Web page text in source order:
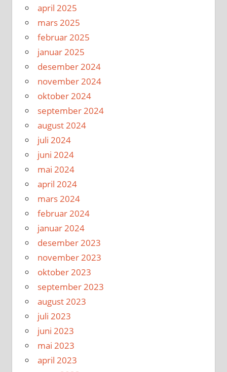
april 2025
mars 2025
februar 2025
januar 2025
desember 2024
november 2024
oktober 2024
september 2024
august 2024
juli 2024
juni 2024
mai 2024
april 2024
mars 2024
februar 2024
januar 2024
desember 2023
november 2023
oktober 2023
september 2023
august 2023
juli 2023
juni 2023
mai 2023
april 2023